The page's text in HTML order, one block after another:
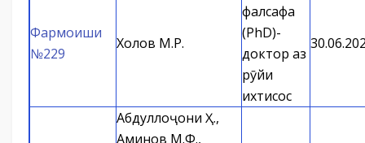
Фармоиши
№229
Холов М.Р.
фалсафа
(PhD)-
доктор аз
рӯйи
ихтисос
Абдуллоҷони Ҳ.,
Аминов М.Ф.,